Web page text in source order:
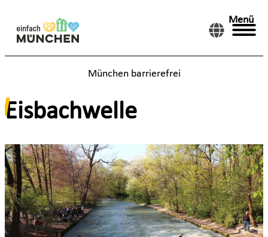
Menü
München barrierefrei
Eisbachwelle